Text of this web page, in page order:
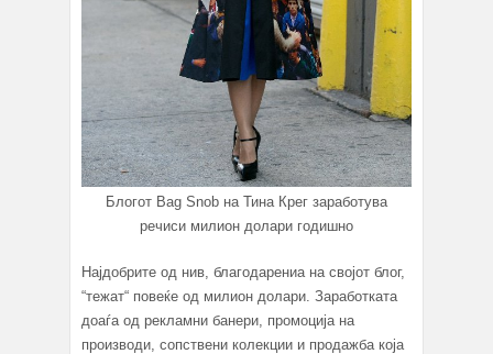
Блогот Bag Snob на Тина Крег заработува
речиси милион долари годишно
Најдобрите од нив, благодарениа на својот блог,
“тежат“ повеќе од милион долари. Заработката
доаѓа од рекламни банери, промоција на
производи, сопствени колекции и продажба која